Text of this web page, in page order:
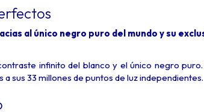
al único negro puro del mundo y su
infinito del blanco y el único negro
sus 33 millones de puntos de luz independientes.